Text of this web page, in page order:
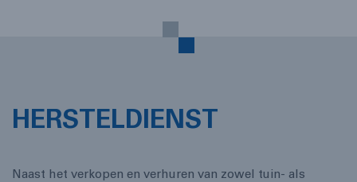
HERSTELDIENST
Naast het verkopen en verhuren van zowel tuin- als